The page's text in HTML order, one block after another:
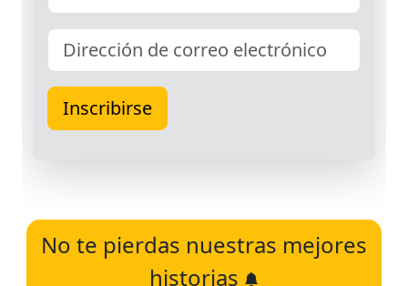
No te pierdas nuestras mejores
historias